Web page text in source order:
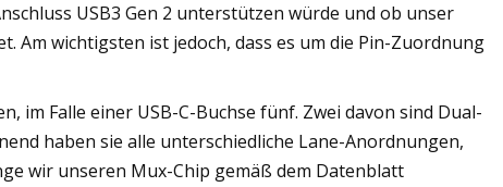
USB3 Gen 2 unterstützen würde und ob unser
Am wichtigsten ist jedoch, dass es um die Pin-Zuordnung
im Falle einer USB-C-Buchse fünf. Zwei davon sind Dual-
haben sie alle unterschiedliche Lane-Anordnungen,
wir unseren Mux-Chip gemäß dem Datenblatt